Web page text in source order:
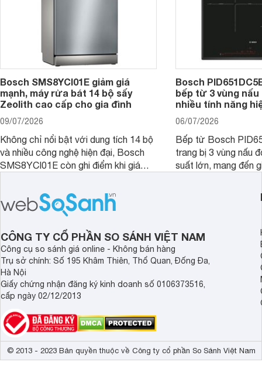
Bosch SMS8YCI01E giảm giá
mạnh, máy rửa bát 14 bộ sấy
Zeolith cao cấp cho gia đình
09/07/2026
Không chỉ nổi bật với dung tích 14 bộ
và nhiều công nghệ hiện đại, Bosch
SMS8YCI01E còn ghi điểm khi giá
thời điểm mới mở bán, mang lại tỷ lệ
giá trị/chi phí hấp dẫn hơn cho người
dùng đang tìm kiếm một mẫu máy rửa
bát cao cấp.
Bosch
bếp từ 3 vùng
nhiều tính năng
06/07/2026
Bếp từ Bosch
trang bị 3 vùng nấu
suất lớn, mang đến
CÔNG TY CỔ PHẦN SO SÁNH VIỆT NAM
Công cụ so sánh giá online - Không bán hàng
Trụ sở chính: Số 195 Khâm Thiên, Thổ Quan, Đống Đa,
Hà Nội
Giấy chứng nhận đăng ký kinh doanh số 0106373516,
cấp ngày 02/12/2013
© 2013 - 2023 Bản quyền thuộc về Công ty cổ phần So Sánh Việt Nam